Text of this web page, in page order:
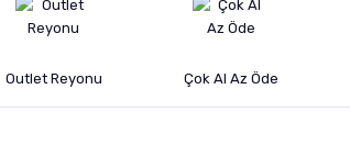
Outlet Reyonu Çok Al Az Öde